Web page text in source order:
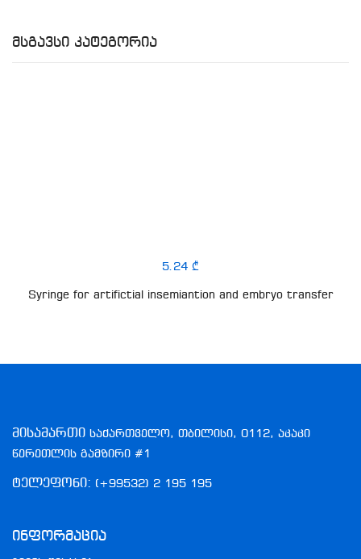
Მსგავსი Კატეგორია
5.24 ₾
Syringe for artifictial insemiantion and embryo transfer
მისამართი საქართველო, თბილისი, 0112, აკაკი
წერეთლის გამზირი #1
ტელეფონი: (+99532) 2 195 195
Ინფორმაცია